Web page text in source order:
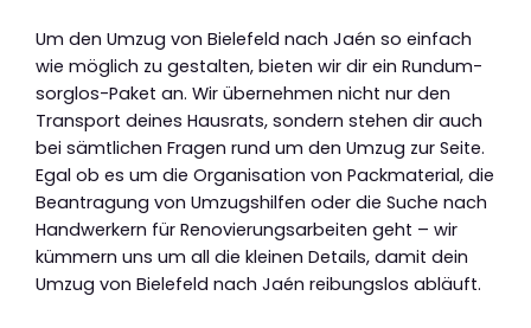
Um den Umzug von Bielefeld nach Jaén so einfach
wie möglich zu gestalten, bieten wir dir ein Rundum-
sorglos-Paket an. Wir übernehmen nicht nur den
Transport deines Hausrats, sondern stehen dir auch
bei sämtlichen Fragen rund um den Umzug zur Seite.
Egal ob es um die Organisation von Packmaterial, die
Beantragung von Umzugshilfen oder die Suche nach
Handwerkern für Renovierungsarbeiten geht – wir
kümmern uns um all die kleinen Details, damit dein
Umzug von Bielefeld nach Jaén reibungslos abläuft.